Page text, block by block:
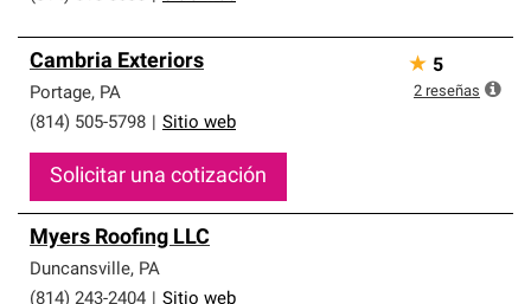
Cambria Exteriors
Portage, PA
(814) 505-5798
Sitio web
Solicitar una cotización
★ 5
2 reseñas
Myers Roofing LLC
Duncansville, PA
(814) 243-2404
Sitio web